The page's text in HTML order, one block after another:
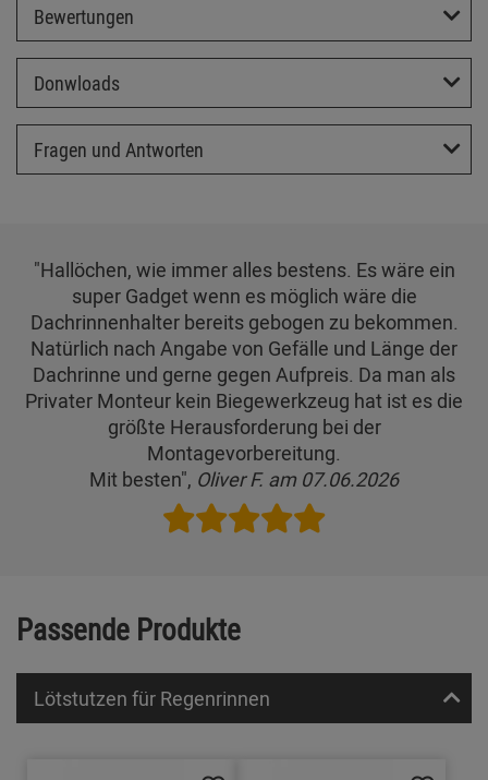
Bewertungen
Donwloads
Fragen und Antworten
"Hallöchen, wie immer alles bestens. Es wäre ein
super Gadget wenn es möglich wäre die
Dachrinnenhalter bereits gebogen zu bekommen.
Natürlich nach Angabe von Gefälle und Länge der
Dachrinne und gerne gegen Aufpreis. Da man als
Privater Monteur kein Biegewerkzeug hat ist es die
größte Herausforderung bei der
Montagevorbereitung.
Mit besten", Oliver F. am 07.06.2026
Passende Produkte
Lötstutzen für Regenrinnen